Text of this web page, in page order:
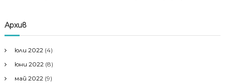
Архив
юли 2022(4)
юни 2022(8)
май 2022(9)